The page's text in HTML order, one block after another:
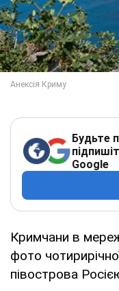
Будьте
Google
Кримчани в
фото
півострова